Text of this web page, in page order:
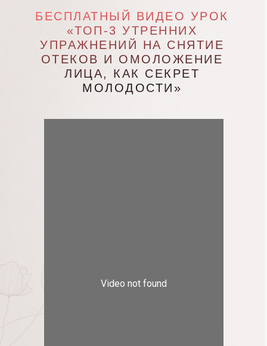
БЕСПЛАТНЫЙ ВИДЕО УРОК
«ТОП-3 УТРЕННИХ
УПРАЖНЕНИЙ НА СНЯТИЕ
ОТЕКОВ И ОМОЛОЖЕНИЕ
ЛИЦА, КАК СЕКРЕТ
МОЛОДОСТИ»